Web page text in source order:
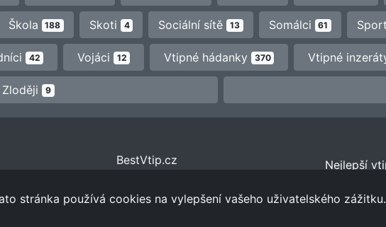
stránka používá cookies na vylepšení vašeho uživatelského
Škola 188 Skoti 4 Sociální sítě 13 Somálci 61
42 Vojáci 12 Vtipné hádanky 370 Vtipné
Zloději 9
BestVtip.cz Nejlepší